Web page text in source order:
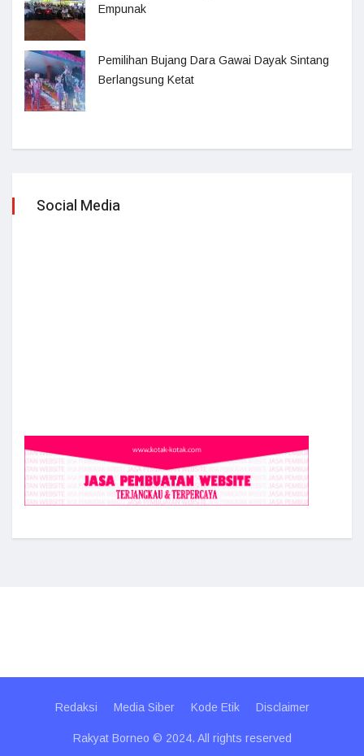
Empunak
Pemilihan Bujang Dara Gawai Dayak Sintang
Berlangsung Ketat
Social Media
Redaksi Media Siber Kode Etik Disclaimer
Rakyat Borneo © 2024. All rights reserved